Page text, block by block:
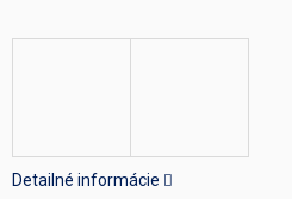
Detailné informácie